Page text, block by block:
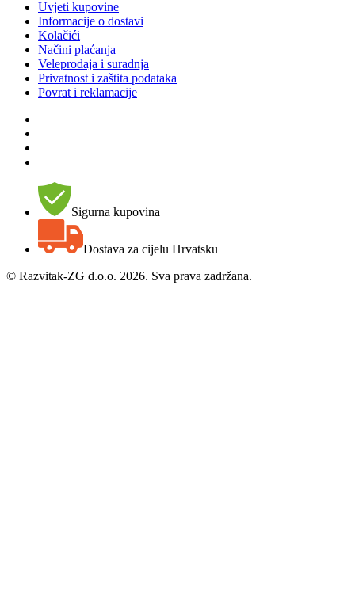
Uvjeti kupovine
Informacije o dostavi
Kolačići
Načini plaćanja
Veleprodaja i suradnja
Privatnost i zaštita podataka
Povrat i reklamacije
Sigurna kupovina
Dostava za cijelu Hrvatsku
© Razvitak-ZG d.o.o. 2026. Sva prava zadržana.